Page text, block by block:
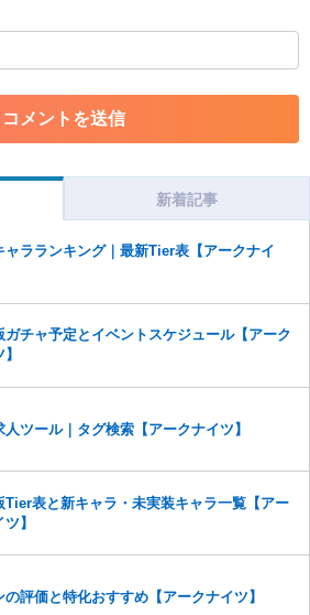
再び投稿すること
ど金銭が絡む内容の投稿
を含む内容の投稿
適切と判断した投稿
※投稿内容を確認後、順次対応さ
了承ください。
は復元ができませんのでご注意くだ
反や、弊社に損害の及ぶ内容の書き込みがあ
らせていただく場合もございますので、あら
。
新着記事
ャラランキング｜最新Tier表【アークナイ
ガチャ予定とイベントスケジュール【アーク
人ツール｜タグ検索【アークナイツ】
Tier表と新キャラ・未実装キャラ一覧【アー
】
の評価と特化おすすめ【アークナイツ】